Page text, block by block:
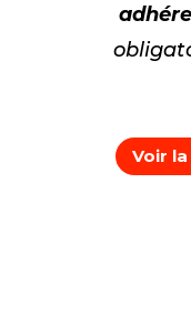
Voir